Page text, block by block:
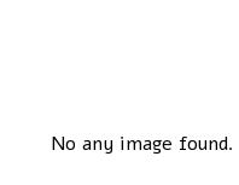
No any image